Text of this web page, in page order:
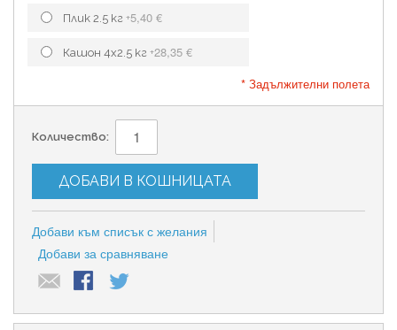
Плик 2.5 кг +5,40 €
Кашон 4х2.5 кг +28,35 €
* Задължителни полета
Количество:
ДОБАВИ В КОШНИЦАТА
Добави към списък с желания
Добави за сравняване